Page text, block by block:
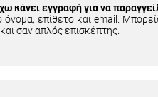
κάνει εγγραφή για να
όνομα, επίθετο και email.
σαν απλός επισκέπτης.